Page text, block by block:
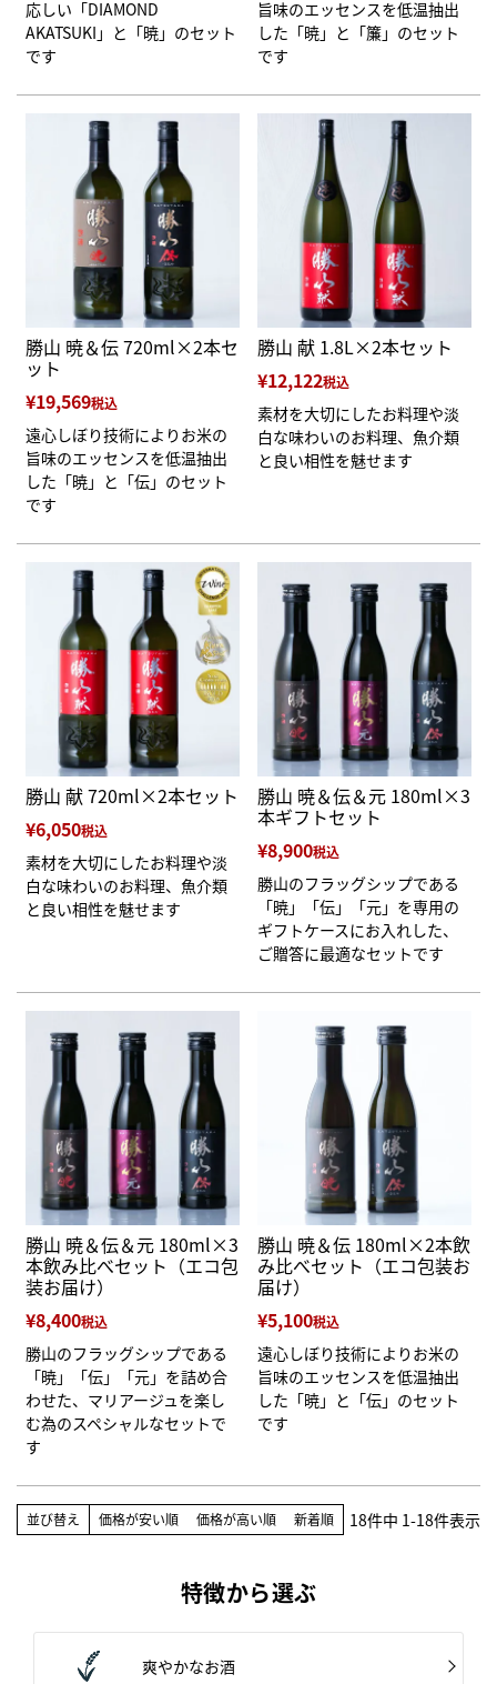
応しい「DIAMOND
AKATSUKI」と「暁」のセット
です
旨味のエッセンスを低温抽出
した「暁」と「簾」のセット
です
勝山 暁＆伝 720ml×2本セ
ット
¥19,569税込
遠心しぼり技術によりお米の
旨味のエッセンスを低温抽出
した「暁」と「伝」のセット
です
勝山 献 1.8L×2本セット
¥12,122税込
素材を大切にしたお料理や淡
白な味わいのお料理、魚介類
と良い相性を魅せます
勝山 献 720ml×2本セット
¥6,050税込
素材を大切にしたお料理や淡
白な味わいのお料理、魚介類
と良い相性を魅せます
勝山 暁＆伝＆元 180ml×3
本ギフトセット
¥8,900税込
勝山のフラッグシップである
「暁」「伝」「元」を専用の
ギフトケースにお入れした、
ご贈答に最適なセットです
勝山 暁＆伝＆元 180ml×3
本飲み比べセット（エコ包
装お届け）
¥8,400税込
勝山のフラッグシップである
「暁」「伝」「元」を詰め合
わせた、マリアージュを楽し
む為のスペシャルなセットで
す
勝山 暁＆伝 180ml×2本飲
み比べセット（エコ包装お
届け）
¥5,100税込
遠心しぼり技術によりお米の
旨味のエッセンスを低温抽出
した「暁」と「伝」のセット
です
並び替え 価格が安い順 価格が高い順 新着順 18件中 1-18件表示
特徴から選ぶ
爽やかなお酒